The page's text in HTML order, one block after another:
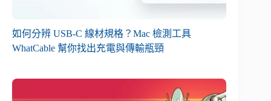
如何分辨 USB-C 線材規格？Mac 檢測工具
WhatCable 幫你找出充電與傳輸瓶頸